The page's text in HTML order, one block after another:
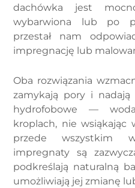
dachówka jest
wybarwiona lub po
przestał nam
impregnację lub
Oba rozwiązania
zamykają pory i nadają
hydrofobowe —
kroplach, nie wsiąkając
przede wszystkim
impregnaty są
podkreślają naturalną
umożliwiają jej zmianę